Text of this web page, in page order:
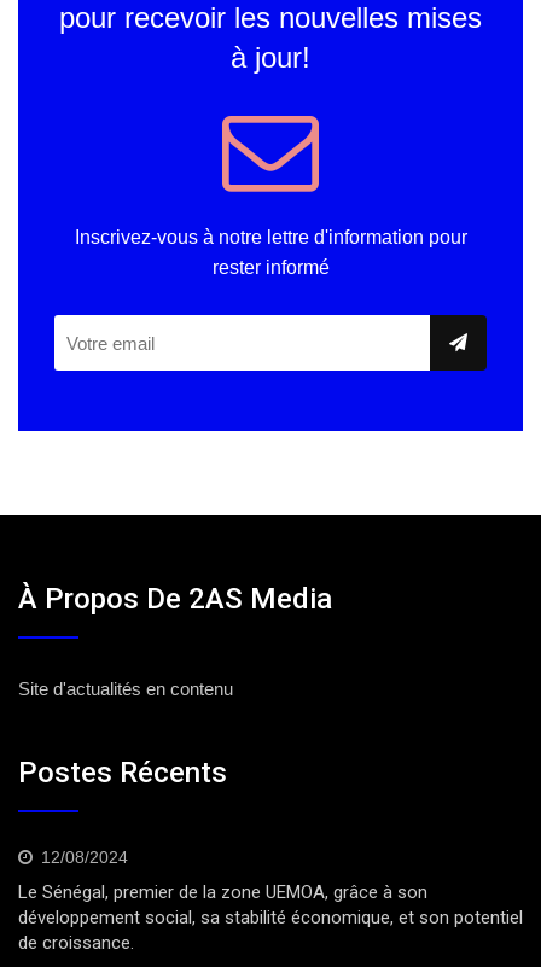
pour recevoir les nouvelles mises
à jour!
Inscrivez-vous à notre lettre d'information pour
rester informé
À Propos De 2AS Media
Site d'actualités en contenu
Postes Récents
12/08/2024
Le Sénégal, premier de la zone UEMOA, grâce à son
développement social, sa stabilité économique, et son potentiel
de croissance.